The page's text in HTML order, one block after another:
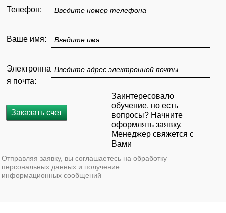
Ваше имя: Введите имя
Электронна
я почта:
Введите адрес электронной почты
Заказать счет
Телефон: Введите номер телефона
Заинтересовало
обучение, но есть
вопросы? Начните
оформлять заявку.
Менеджер свяжется с
Вами
Отправляя заявку, вы соглашаетесь на обработку
персональных данных и получение
информационных сообщений